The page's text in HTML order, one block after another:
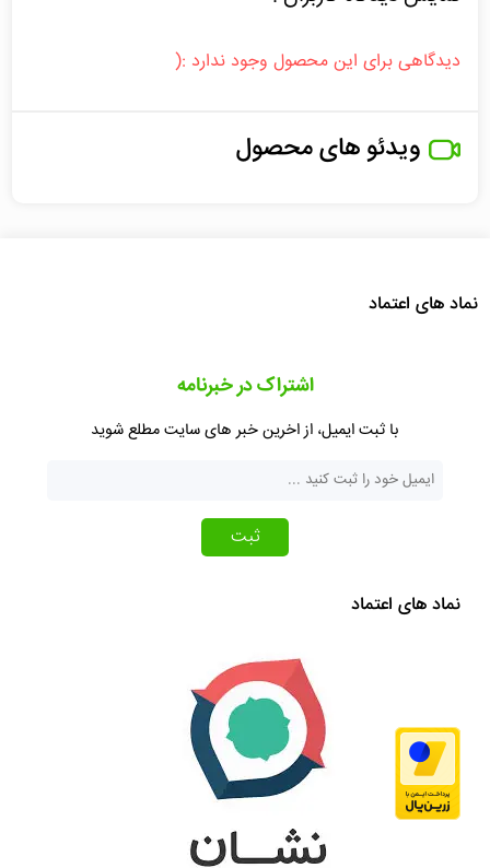
دیدگاهی برای این محصول وجود ندارد :(
ویدئو های محصول
نماد های اعتماد
اشتراک در خبرنامه
با ثبت ایمیل، از اخرین خبر های سایت مطلع شوید
ثبت
نماد های اعتماد